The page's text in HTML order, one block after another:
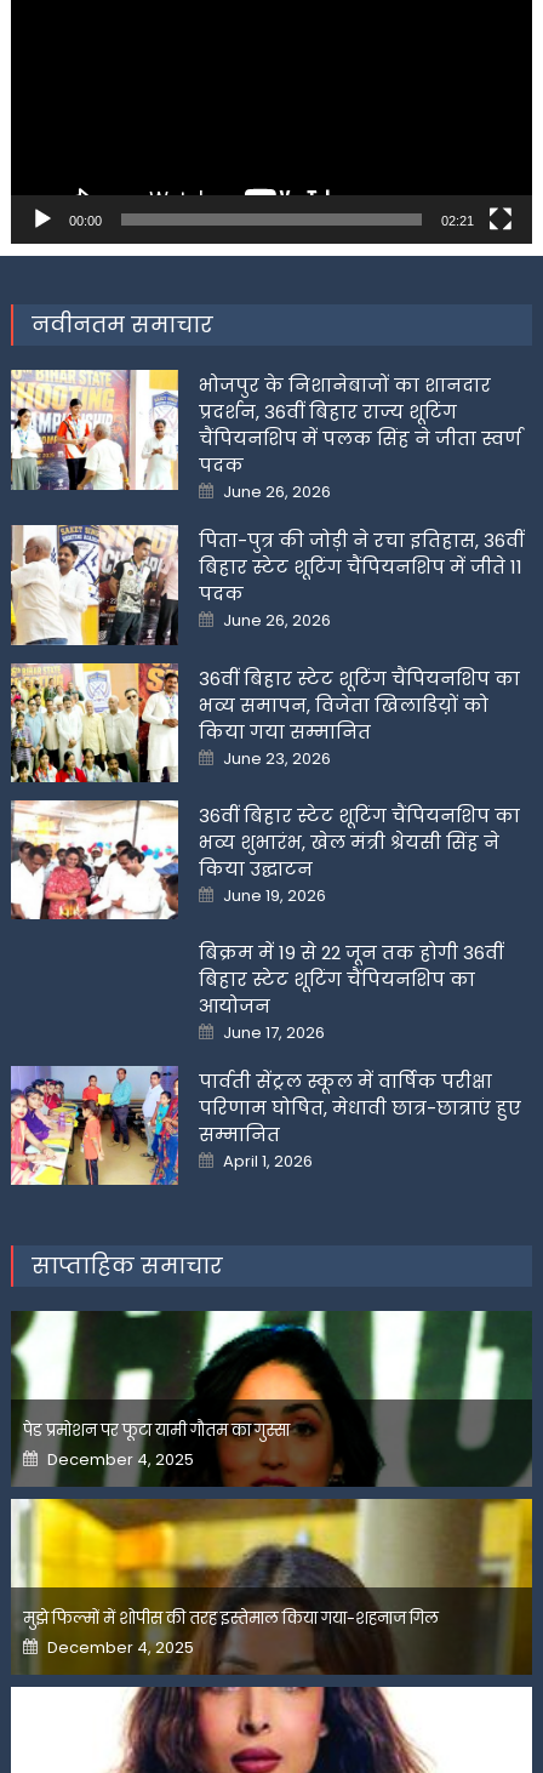
00:00 02:21
नवीनतम समाचार
भोजपुर के निशानेबाजों का शानदार
प्रदर्शन, 36वीं बिहार राज्य शूटिंग
चैंपियनशिप में पलक सिंह ने जीता स्वर्ण
पदक
Posted
on
June 26, 2026
पिता-पुत्र की जोड़ी ने रचा इतिहास, 36वीं
बिहार स्टेट शूटिंग चैंपियनशिप में जीते 11
पदक
Posted
on
June 26, 2026
36वीं बिहार स्टेट शूटिंग चैंपियनशिप का
भव्य समापन, विजेता खिलाडिय़ों को
किया गया सम्मानित
Posted
on
June 23, 2026
36वीं बिहार स्टेट शूटिंग चैंपियनशिप का
भव्य शुभारंभ, खेल मंत्री श्रेयसी सिंह ने
किया उद्घाटन
Posted
on
June 19, 2026
बिक्रम में 19 से 22 जून तक होगी 36वीं
बिहार स्टेट शूटिंग चैंपियनशिप का
आयोजन
Posted
on
June 17, 2026
पार्वती सेंट्रल स्कूल में वार्षिक परीक्षा
परिणाम घोषित, मेधावी छात्र-छात्राएं हुए
सम्मानित
Posted
on
April 1, 2026
साप्ताहिक समाचार
पेड प्रमोशन पर फूटा यामी गौतम का गुस्सा
Posted
on
December 4, 2025
मुझे फिल्मों में शोपीस की तरह इस्तेमाल किया गया-शहनाज गिल
Posted
on
December 4, 2025